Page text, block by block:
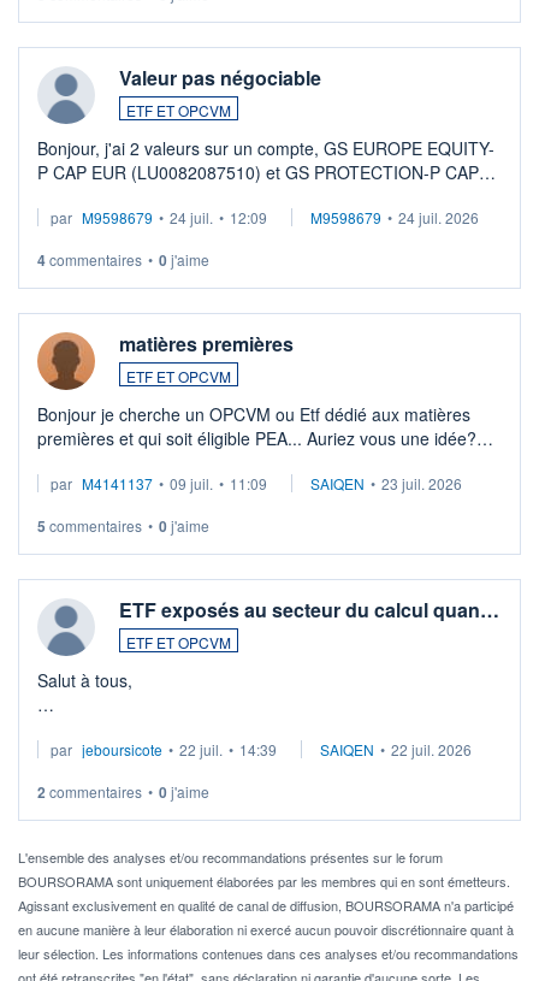
Valeur pas négociable
ETF ET OPCVM
Bonjour, j'ai 2 valeurs sur un compte, GS EUROPE EQUITY-
P CAP EUR (LU0082087510) et GS PROTECTION-P CAP
veux procéder à la vente, on me signale ...
par M9598679 • 24 juil. • 12:09 M9598679 • 24 juil. 2026
4commentaires • 0j'aime
matières premières
ETF ET OPCVM
Bonjour je cherche un OPCVM ou Etf dédié aux matières
premières et qui soit éligible PEA... Auriez vous une idée?
par M4141137 • 09 juil. • 11:09 SAIQEN • 23 juil. 2026
5 commentaires • 0j'aime
ETF exposés au secteur du calcul quan…
ETF ET OPCVM
Salut à tous,
via un ETF plutôt que des actions individuelles.
Idéalement, je voudrais qu'il soit éligible au PEA.
Pour l' ...
par jeboursicote • 22 juil. • 14:39 SAIQEN • 22 juil. 2026
2 commentaires • 0j'aime
L'ensemble des analyses et/ou recommandations présentes sur le forum
BOURSORAMA sont uniquement élaborées par les membres qui en sont émetteurs.
Agissant exclusivement en qualité de canal de diffusion, BOURSORAMA n'a participé
en aucune manière à leur élaboration ni exercé aucun pouvoir discrétionnaire quant à
leur sélection. Les informations contenues dans ces analyses et/ou recommandations